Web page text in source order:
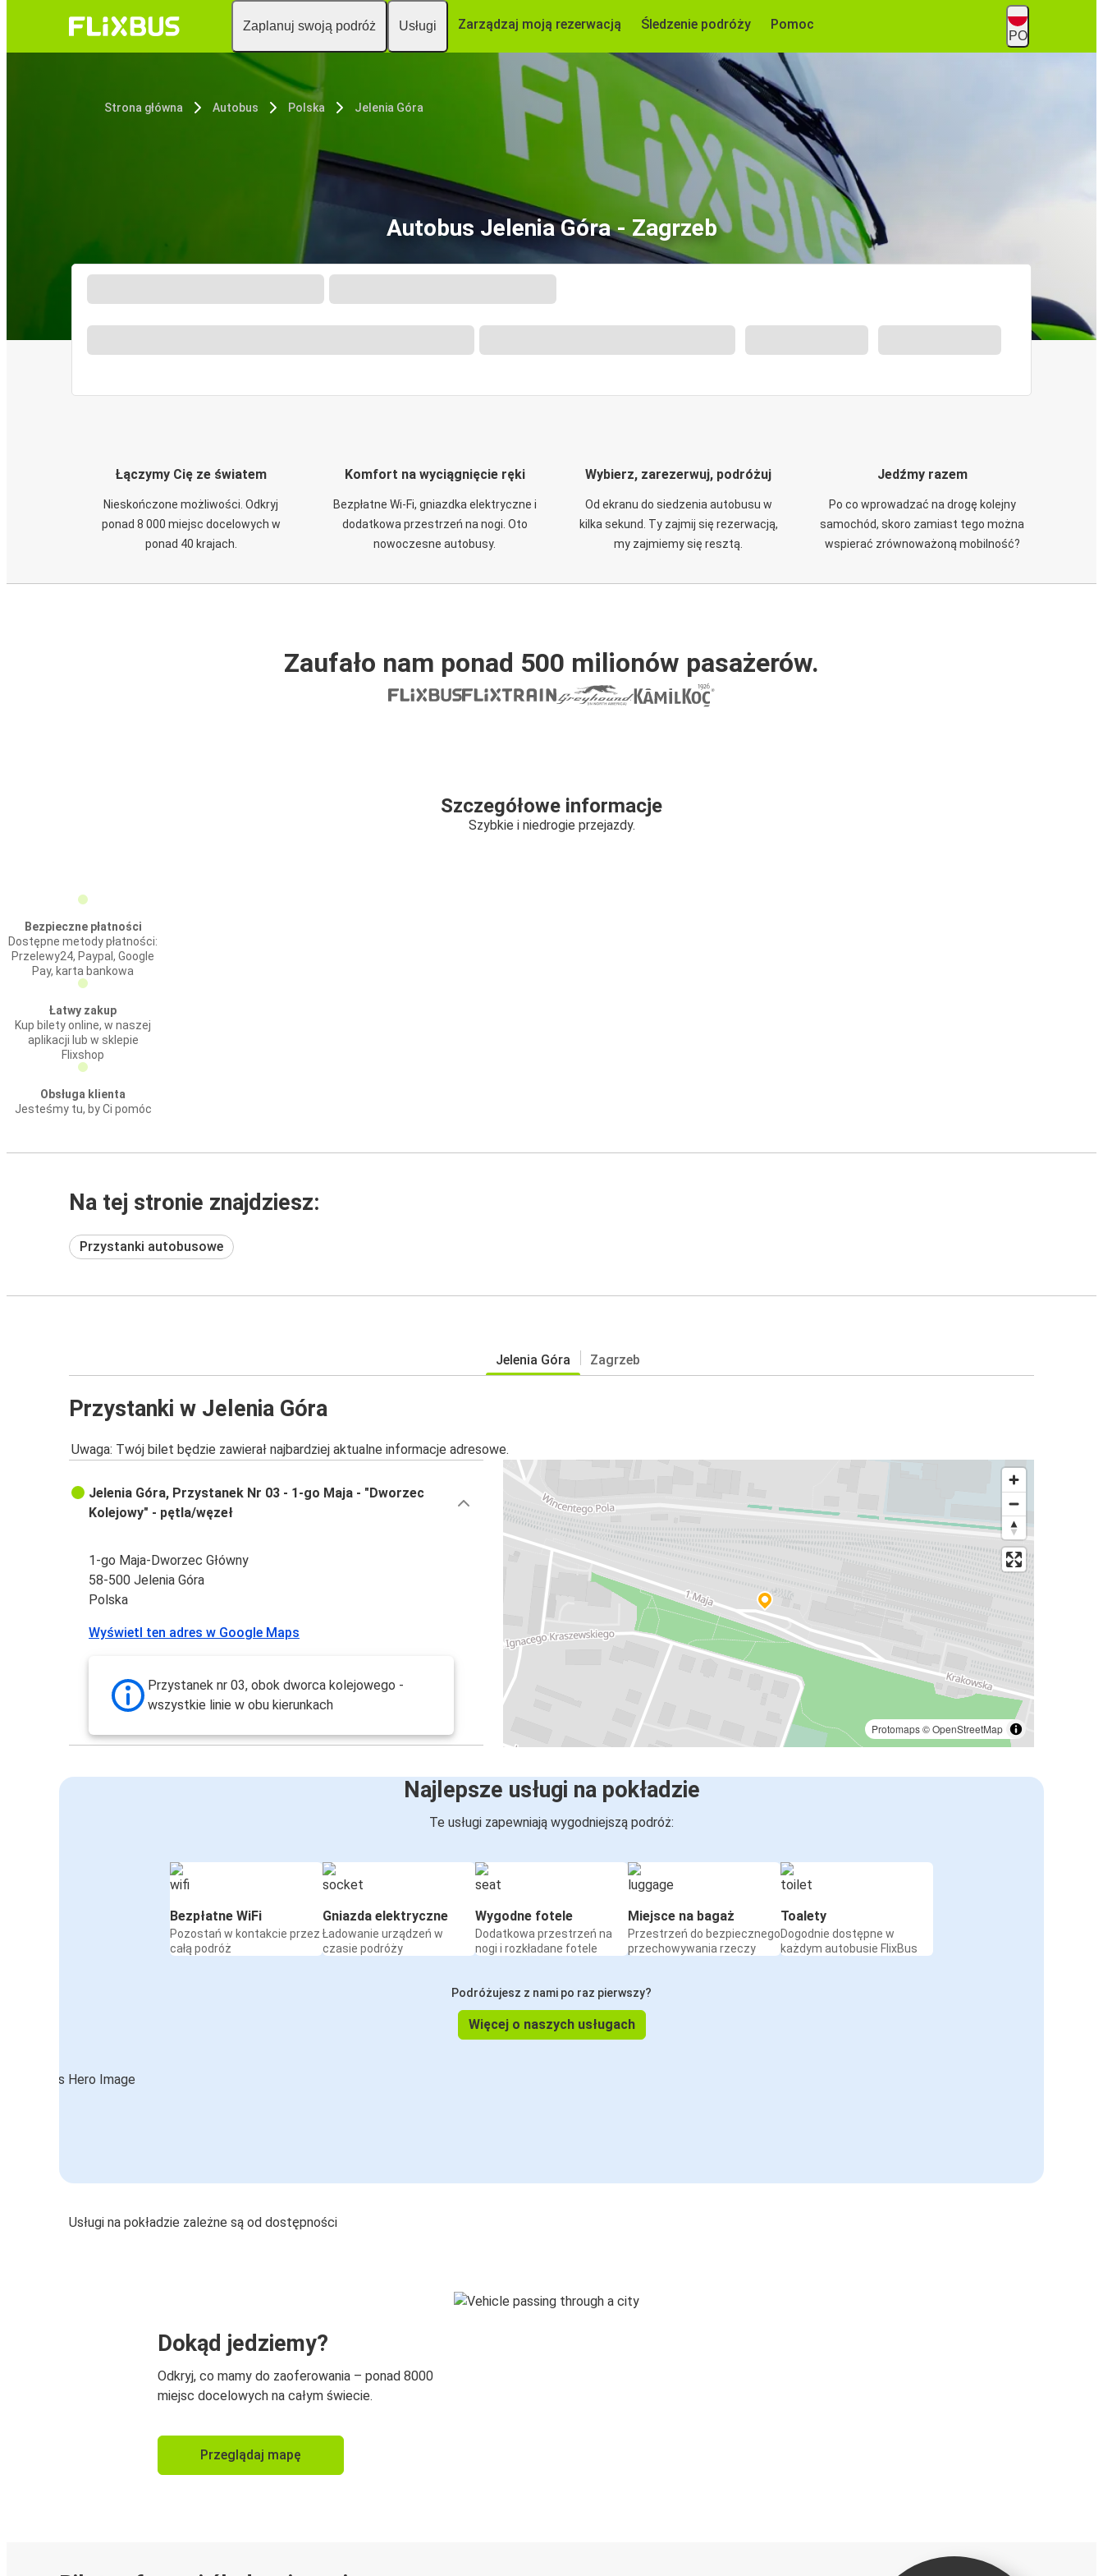
Zaplanuj swoją podróż Usługi Zarządzaj moją rezerwacją Śledzenie podróży Pomoc
PO
Strona główna Autobus Polska Jelenia Góra
Autobus Jelenia Góra - Zagrzeb
Łączymy Cię ze światem
Nieskończone możliwości. Odkryj
ponad 8 000 miejsc docelowych w
ponad 40 krajach.
Komfort na wyciągnięcie ręki
Bezpłatne Wi-Fi, gniazdka elektryczne i
dodatkowa przestrzeń na nogi. Oto
nowoczesne autobusy.
Wybierz, zarezerwuj, podróżuj
Od ekranu do siedzenia autobusu w
kilka sekund. Ty zajmij się rezerwacją,
my zajmiemy się resztą.
Jedźmy razem
Po co wprowadzać na drogę kolejny
samochód, skoro zamiast tego można
wspierać zrównoważoną mobilność?
Zaufało nam ponad 500 milionów pasażerów.
Szczegółowe informacje
Szybkie i niedrogie przejazdy.
Bezpieczne płatności
Dostępne metody płatności:
Przelewy24, Paypal, Google
Pay, karta bankowa
Łatwy zakup
Kup bilety online, w naszej
aplikacji lub w sklepie
Flixshop
Obsługa klienta
Jesteśmy tu, by Ci pomóc
Na tej stronie znajdziesz:
Przystanki autobusowe
Jelenia Góra Zagrzeb
Przystanki w Jelenia Góra
Uwaga: Twój bilet będzie zawierał najbardziej aktualne informacje adresowe.
Protomaps©OpenStreetMap
Jelenia Góra, Przystanek Nr 03 - 1-go Maja - "Dworzec
Kolejowy" - pętla/węzeł
1-go Maja-Dworzec Główny
58-500 Jelenia Góra
Polska
Wyświetl ten adres w Google Maps
Przystanek nr 03, obok dworca kolejowego -
wszystkie linie w obu kierunkach
Najlepsze usługi na pokładzie
Te usługi zapewniają wygodniejszą podróż:
Bezpłatne WiFi
Pozostań w kontakcie przez
całą podróż
Gniazda elektryczne
Ładowanie urządzeń w
czasie podróży
Wygodne fotele
Dodatkowa przestrzeń na
nogi i rozkładane fotele
Miejsce na bagaż
Przestrzeń do bezpiecznego
przechowywania rzeczy
Toalety
Dogodnie dostępne w
każdym autobusie FlixBus
Podróżujesz z nami po raz pierwszy?
Więcej o naszych usługach
Usługi na pokładzie zależne są od dostępności
Dokąd jedziemy?
Odkryj, co mamy do zaoferowania – ponad 8000
miejsc docelowych na całym świecie.
Przeglądaj mapę